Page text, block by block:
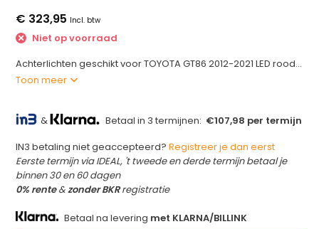
€ 323,95 Incl. btw
Niet op voorraad
Achterlichten geschikt voor TOYOTA GT86 2012-2021 LED rood...
Toon meer
& Betaal in 3 termijnen: €107,98 per termijn
IN3 betaling niet geaccepteerd?Registreer je dan eerst
Eerste termijn via IDEAL, 't tweede en derde termijn betaal je
binnen 30 en 60 dagen
0% rente&zonder BKRregistratie
Betaal na levering met KLARNA/BILLINK